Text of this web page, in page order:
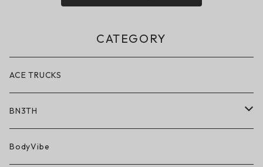
CATEGORY
ACE TRUCKS
BN3TH
BN3TH × ON THE ROAM
BodyVibe